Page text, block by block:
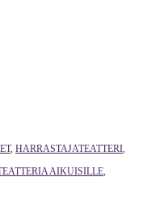
, HARRASTAJATEATTERI,
AIKUISILLE,